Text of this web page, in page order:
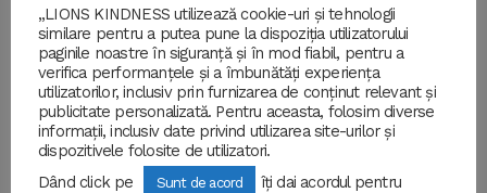
CARITATE ,
„LIONS KINDNESS utilizează cookie-uri și tehnologii
similare pentru a putea pune la dispoziția utilizatorului
paginile noastre în siguranță și în mod fiabil, pentru a
verifica performanțele și a îmbunătăți experiența
utilizatorilor, inclusiv prin furnizarea de conținut relevant și
publicitate personalizată. Pentru aceasta, folosim diverse
informații, inclusiv date privind utilizarea site-urilor și
dispozitivele folosite de utilizatori.
Dând click pe
Sunt de acord
îți dai acordul pentru